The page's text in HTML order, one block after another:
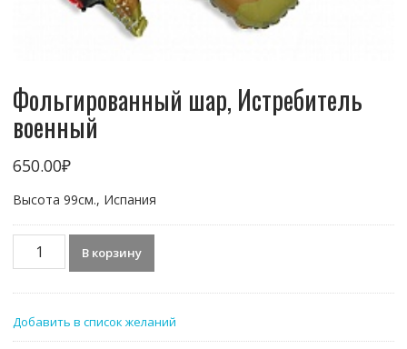
Фольгированный шар, Истребитель
военный
650.00₽
Высота 99см., Испания
Количество
Истребитель
военный
В корзину
Добавить в список желаний